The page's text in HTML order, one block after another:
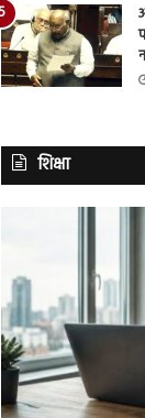
शिक्षा